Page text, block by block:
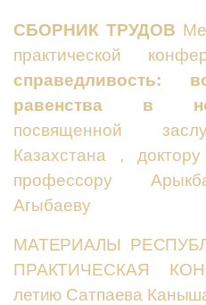
СБОРНИК ТРУДОВ
практической
справедливость:
равенства в
посвященной
Казахстана
, доктору
профессору
Агыбаеву
МАТЕРИАЛЫ
ПРАКТИЧЕСКАЯ
летию Сатпаева